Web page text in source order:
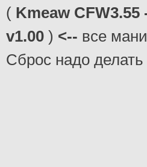
( Kmeaw CFW3.55
v1.00 ) <-- все
Сброс надо